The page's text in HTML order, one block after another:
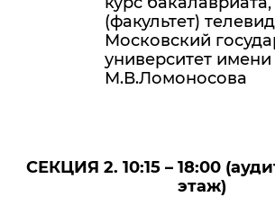
(факультет)
Московский
университет имени
М.В.Ломоносова
СЕКЦИЯ 2. 10:15 – 18:00 (
этаж)